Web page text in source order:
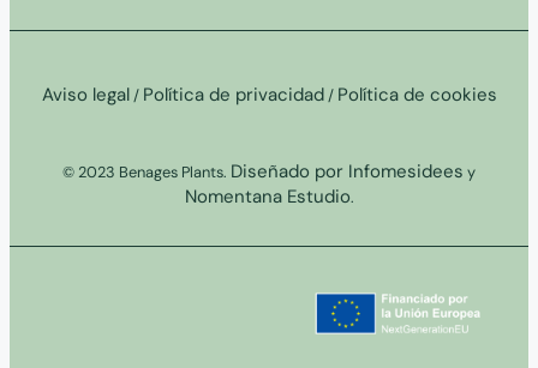
© 2023 Benages Plants. Diseñado por Infomesidees y
Nomentana Estudio.
Aviso legal / Política de privacidad / Política de cookies